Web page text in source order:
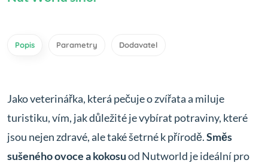
Popis Parametry Dodavatel
Jako veterinářka, která pečuje o zvířata a miluje
turistiku, vím, jak důležité je vybírat potraviny, které
jsou nejen zdravé, ale také šetrné k přírodě.Směs
sušeného ovoce a kokosuod Nutworld je ideální pro